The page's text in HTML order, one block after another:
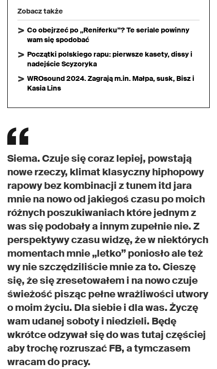
Zobacz także
Co obejrzeć po „Reniferku”? Te seriale powinny
wam się spodobać
Początki polskiego rapu: pierwsze kasety, dissy i
nadejście Scyzoryka
WROsound 2024. Zagrają m.in. Małpa, susk, Bisz i
Kasia Lins
Siema. Czuje się coraz lepiej, powstają
nowe rzeczy, klimat klasyczny hiphopowy
rapowy bez kombinacji z tunem itd jara
mnie na nowo od jakiegoś czasu po moich
różnych poszukiwaniach które jednym z
was się podobały a innym zupełnie nie. Z
perspektywy czasu widzę, że w niektórych
momentach mnie „letko” poniosło ale też
wy nie szczędziliście mnie za to. Cieszę
się, że się zresetowałem i na nowo czuje
świeżość pisząc pełne wrażliwości utwory
o moim życiu. Dla siebie i dla was. Życzę
wam udanej soboty i niedzieli. Będę
wkrótce odzywał się do was tutaj częściej
aby trochę rozruszać FB, a tymczasem
wracam do pracy.